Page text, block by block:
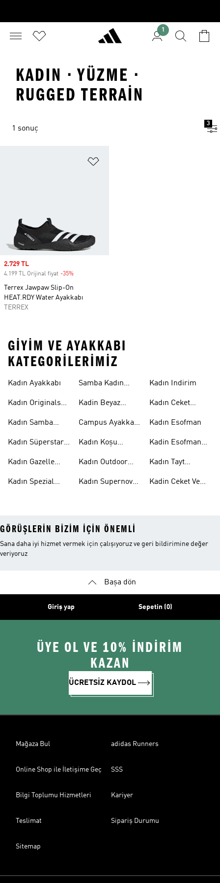
1
KADIN · YÜZME ·
RUGGED TERRAIN
1 sonuç
3
Sale price
2.729 TL
4.199 TL Orijinal fiyat -35%
Terrex Jawpaw Slip-On
HEAT.RDY Water Ayakkabı
TERREX
GIYIM VE AYAKKABI
KATEGORILERIMIZ
Kadın Ayakkabı
Kadın Originals
Kadın Samba
Kadın Süperstar
Kadın Gazelle
Kadın Spezial
Samba Kadın
Kadin Beyaz
Campus Ayakkabı
Kadın Koşu
Kadın Outdoor
Kadın Supernova
Kadın Indirim
Kadın Ceket
Kadın Esofman
Kadin Esofman
Kadın Tayt
Kadin Ceket Ve
GÖRÜŞLERIN BIZIM IÇIN ÖNEMLI
Sana daha iyi hizmet vermek için çalışıyoruz ve geri bildirimine değer
veriyoruz
Başa dön
Giriş yap Sepetin (0)
ÜYE OL VE 10% İNDİRİM
KAZAN
ÜCRETSİZ KAYDOL
Mağaza Bul adidas Runners
Online Shop ile İletişime Geç SSS
Bilgi Toplumu Hizmetleri Kariyer
Teslimat Sipariş Durumu
Sitemap